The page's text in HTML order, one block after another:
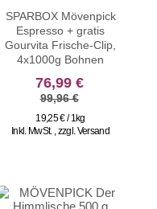
SPARBOX Mövenpick
Espresso + gratis
Gourvita Frische-Clip,
4x1000g Bohnen
sonderangebot
76,99 €
99,96 €
19,25 € / 1kg
Inkl. MwSt. zzgl. Versand